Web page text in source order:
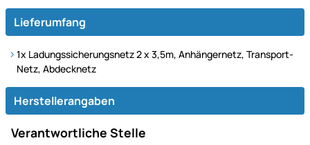
Lieferumfang
1x Ladungssicherungsnetz 2 x 3,5m, Anhängernetz, Transport-
Netz, Abdecknetz
Herstellerangaben
Verantwortliche Stelle